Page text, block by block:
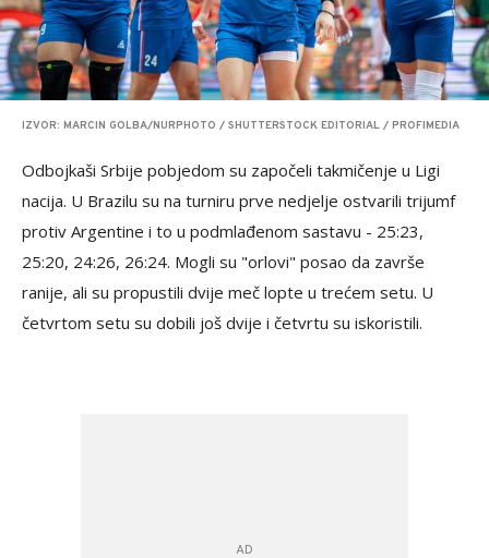
IZVOR: MARCIN GOLBA/NURPHOTO / SHUTTERSTOCK EDITORIAL / PROFIMEDIA
Odbojkaši Srbije pobjedom su započeli takmičenje u Ligi
nacija. U Brazilu su na turniru prve nedjelje ostvarili trijumf
protiv Argentine i to u podmlađenom sastavu - 25:23,
25:20, 24:26, 26:24. Mogli su "orlovi" posao da završe
ranije, ali su propustili dvije meč lopte u trećem setu. U
četvrtom setu su dobili još dvije i četvrtu su iskoristili.